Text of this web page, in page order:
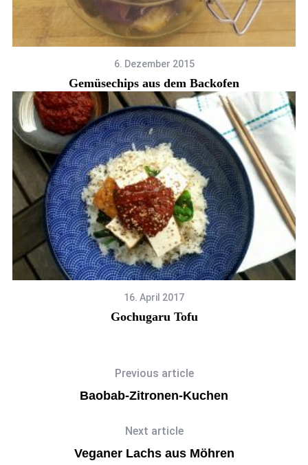
6. Dezember 2015
Gemüsechips aus dem Backofen
16. April 2017
Gochugaru Tofu
Previous article
Baobab-Zitronen-Kuchen
Next article
Veganer Lachs aus Möhren